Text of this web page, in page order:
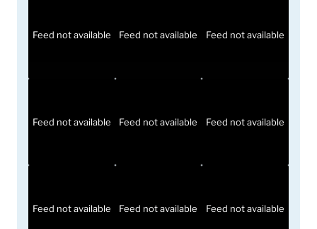
Feed not available Feed not available Feed not available
Feed not available Feed not available Feed not available
Feed not available Feed not available Feed not available